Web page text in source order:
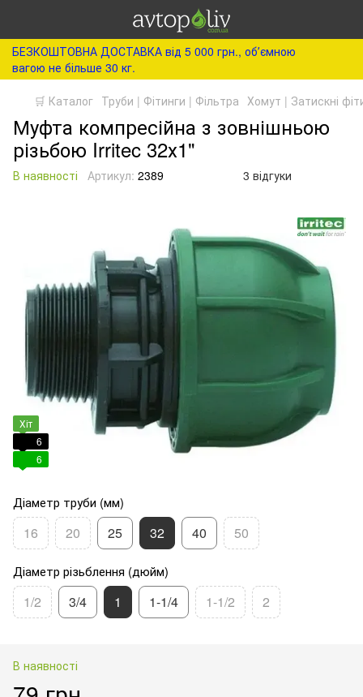
БЕЗКОШТОВНА ДОСТАВКА від 5 000 грн., обʼємною
вагою не більше 30 кг.
🛒 Каталог Труби | Фітинги | Фільтра Хомут | Затискні
Муфта компресійна з зовнішньою
різьбою Irritec 32х1"
В наявності Артикул: 2389 3 відгуки
Хіт
6
6
Діаметр труби (мм)
16 20 25 32 40 50
Діаметр різьблення (дюйм)
1/2 3/4 1 1-1/4 1-1/2 2
В наявності